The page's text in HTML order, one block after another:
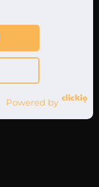
Powered by